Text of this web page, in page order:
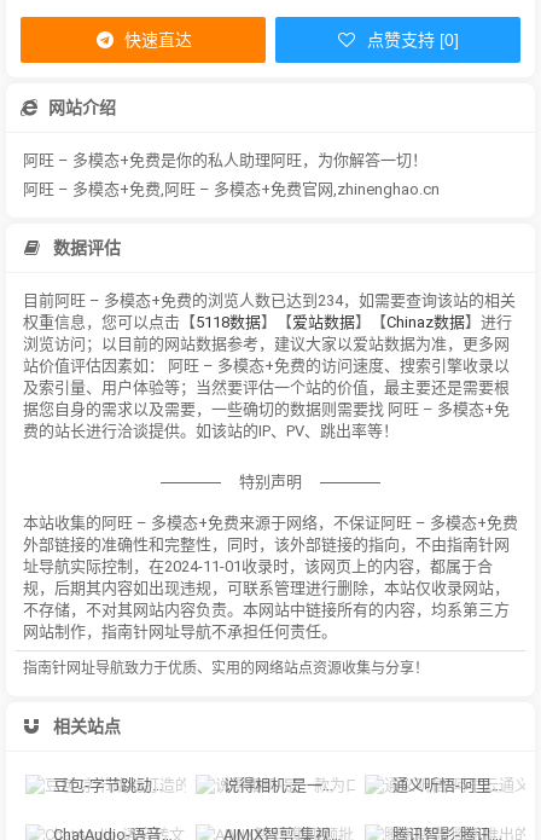
快速直达 点赞支持 [0]
网站介绍
阿旺 – 多模态+免费是你的私人助理阿旺，为你解答一切！
阿旺 – 多模态+免费,阿旺 – 多模态+免费官网,zhinenghao.cn
数据评估
目前阿旺 – 多模态+免费的浏览人数已达到234，如需要查询该站的相关
权重信息，您可以点击【5118数据】【爱站数据】【Chinaz数据】进行
浏览访问；以目前的网站数据参考，建议大家以爱站数据为准，更多网
站价值评估因素如： 阿旺 – 多模态+免费的访问速度、搜索引擎收录以
及索引量、用户体验等；当然要评估一个站的价值，最主要还是需要根
据您自身的需求以及需要，一些确切的数据则需要找 阿旺 – 多模态+免
费的站长进行洽谈提供。如该站的IP、PV、跳出率等！
特别声明
本站收集的阿旺 – 多模态+免费来源于网络，不保证阿旺 – 多模态+免费
外部链接的准确性和完整性，同时，该外部链接的指向，不由指南针网
址导航实际控制，在2024-11-01收录时，该网页上的内容，都属于合
规，后期其内容如出现违规，可联系管理进行删除，本站仅收录网站，
不存储，不对其网站内容负责。本网站中链接所有的内容，均系第三方
网站制作，指南针网址导航不承担任何责任。
指南针网址导航致力于优质、实用的网络站点资源收集与分享！
相关站点
豆包-字节跳动打造的多功能AI对话工具 说得相机-是一款为口播视频创作者量身定制的智能拍摄工具 通义听悟-阿里云通义听悟是聚焦音视频内容的工作学习AI助手
ChatAudio-语音转文字 + 总结 + 对话 AIMIX智剪-集视频批量混剪、文案、字幕生成、语音合成等短视频运营功能于一 腾讯智影-腾讯推出的在线智能视频创作平台